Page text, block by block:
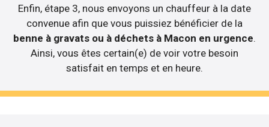
Enfin, étape 3, nous envoyons un chauffeur à la date
convenue afin que vous puissiez bénéficier de la
benne à gravats ou à déchets à Macon en urgence.
Ainsi, vous êtes certain(e) de voir votre besoin
satisfait en temps et en heure.